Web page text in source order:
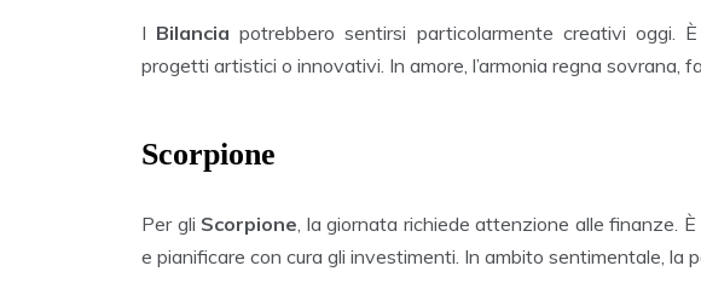
I Bilancia potrebbero sentirsi particolarmente creativi oggi.
progetti artistici o innovativi. In amore, l’armonia regna sovrana,
Scorpione
Per gli Scorpione, la giornata richiede attenzione alle finanze.
e pianificare con cura gli investimenti. In ambito sentimentale, la